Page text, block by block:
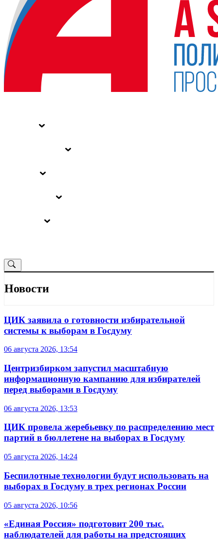
Новости
ЦИК заявила о готовности избирательной
системы к выборам в Госдуму
06 августа 2026, 13:54
Центризбирком запустил масштабную
информационную кампанию для избирателей
перед выборами в Госдуму
06 августа 2026, 13:53
ЦИК провела жеребьевку по распределению мест
партий в бюллетене на выборах в Госдуму
05 августа 2026, 14:24
Беспилотные технологии будут использовать на
выборах в Госдуму в трех регионах России
05 августа 2026, 10:56
«Единая Россия» подготовит 200 тыс.
наблюдателей для работы на предстоящих